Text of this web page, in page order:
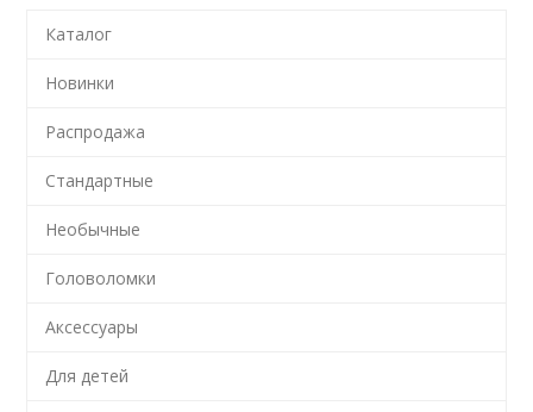
Каталог
Новинки
Распродажа
Стандартные
Необычные
Головоломки
Аксессуары
Для детей